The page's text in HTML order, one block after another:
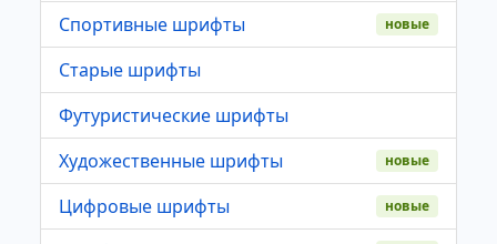
Спортивные шрифты
новые
Старые шрифты
Футуристические шрифты
Художественные шрифты
новые
Цифровые шрифты новые